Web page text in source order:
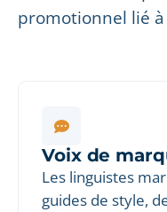
promotionnel lié
Voix de
Les linguistes
guides de style,